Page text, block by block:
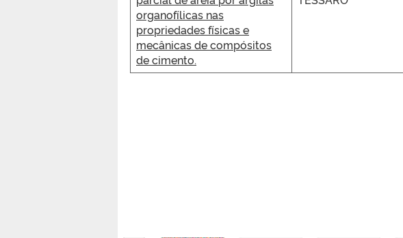
organofílicas nas
propriedades físicas e
mecânicas de compósitos
de cimento.